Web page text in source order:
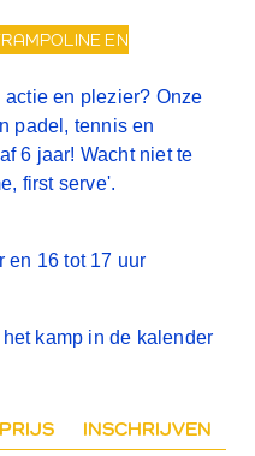
EN
en plezier? Onze
padel, tennis en
6 jaar! Wacht niet te
first serve'.
en 16 tot 17 uur
kamp in de kalender
PRIJS
INSCHRIJVEN